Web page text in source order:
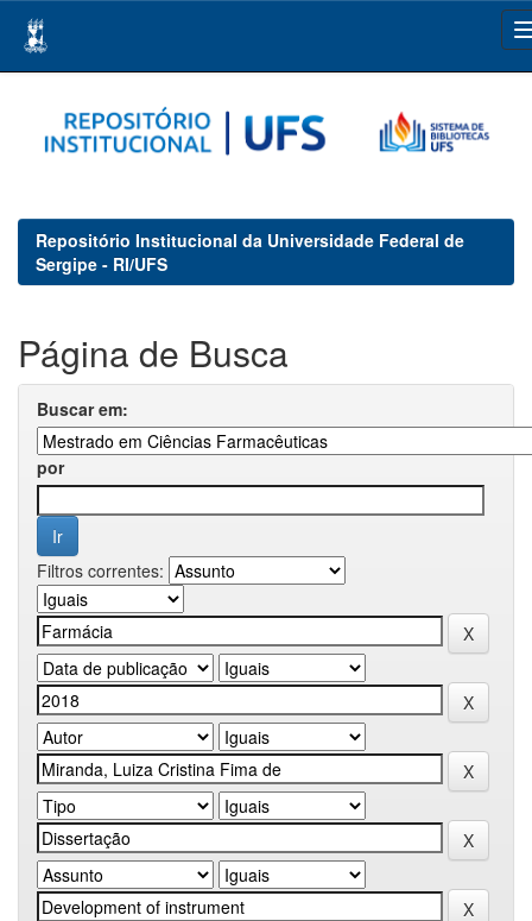
navigation
Repositório Institucional da Universidade Federal de
Sergipe - RI/UFS
Página de Busca
Buscar em:
por
Filtros correntes: